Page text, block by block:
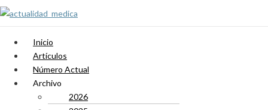
Inicio
Artículos
Número Actual
Archivo
2026